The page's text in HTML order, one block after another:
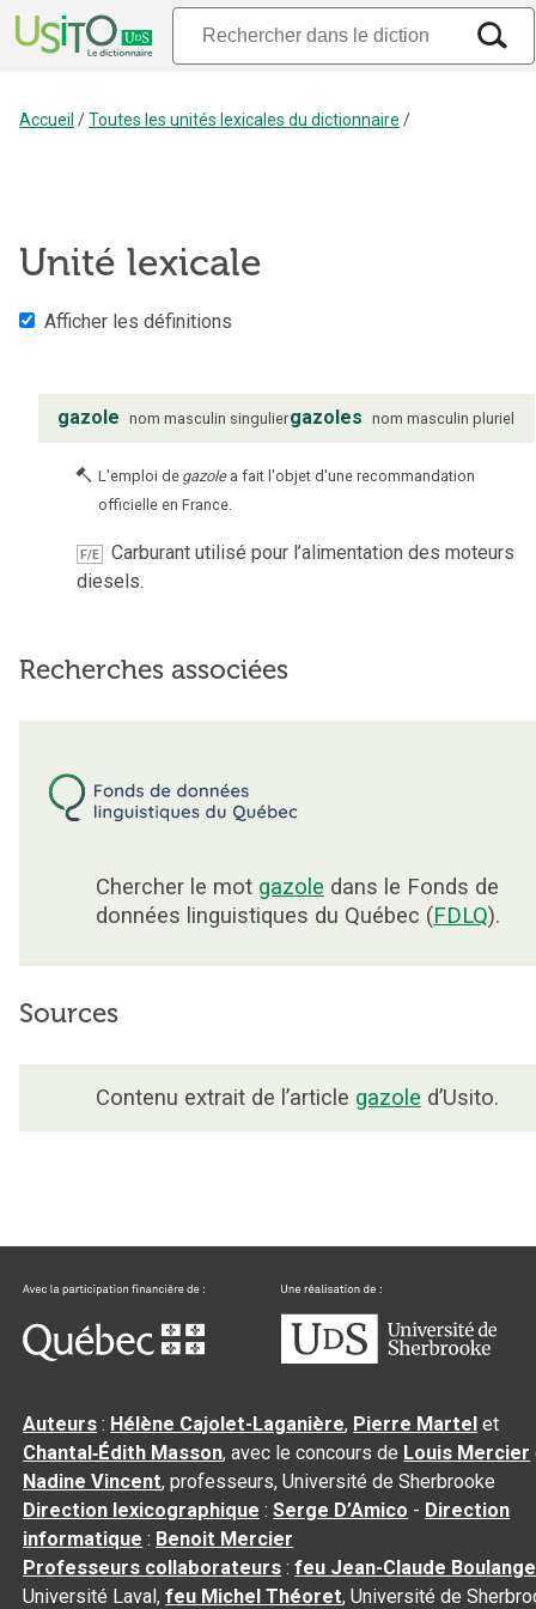
Accueil /Toutes les unités lexicales du dictionnaire /
Unité lexicale
Afficher les définitions
gazole nom masculin singuliergazoles nom masculin pluriel
L'emploi de gazole a fait l'objet d'une recommandation
officielle en France.
F/E
Carburant utilisé pour l’alimentation des moteurs
diesels.
Recherches associées
Chercher le mot gazole dans le Fonds de
données linguistiques du Québec (FDLQ).
Sources
Contenu extrait de l’article gazole d’Usito.
Auteurs : Hélène Cajolet-Laganière, Pierre Martel et
Chantal‑Édith Masson, avec le concours de Louis Mercier
Nadine Vincent, professeurs, Université de Sherbrooke
Direction lexicographique :Serge D’Amico - Direction
informatique : Benoit Mercier
Professeurs collaborateurs :feu Jean-Claude
Université Laval,feu Michel Théoret, Université de